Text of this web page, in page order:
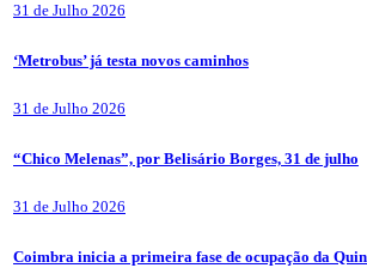
31 de Julho 2026
‘Metrobus’ já testa novos caminhos
31 de Julho 2026
“Chico Melenas”, por Belisário Borges, 31 de julho
31 de Julho 2026
Coimbra inicia a primeira fase de ocupação da